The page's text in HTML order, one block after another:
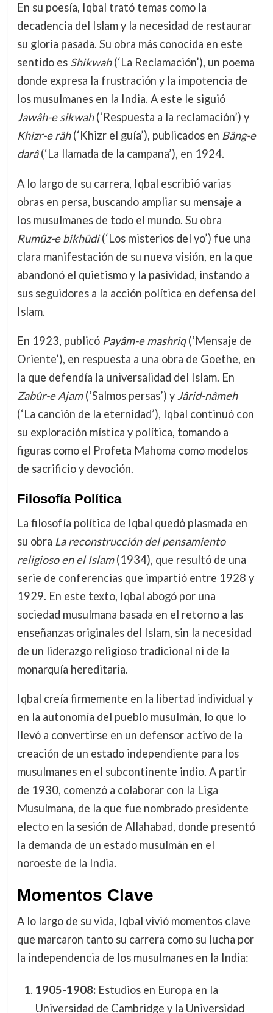
En su poesía, Iqbal trató temas como la
decadencia del Islam y la necesidad de restaurar
su gloria pasada. Su obra más conocida en este
sentido es Shikwah(‘La Reclamación’), un poema
donde expresa la frustración y la impotencia de
los musulmanes en la India. A este le siguió
Jawâh-e sikwah(‘Respuesta a la reclamación’) y
Khizr-e râh(‘Khizr el guía’), publicados en Bâng-e
darâ(‘La llamada de la campana’), en 1924.
A lo largo de su carrera, Iqbal escribió varias
obras en persa, buscando ampliar su mensaje a
los musulmanes de todo el mundo. Su obra
Rumûz-e bikhûdi(‘Los misterios del yo’) fue una
clara manifestación de su nueva visión, en la que
abandonó el quietismo y la pasividad, instando a
sus seguidores a la acción política en defensa del
Islam.
En 1923, publicó Payâm-e mashriq(‘Mensaje de
Oriente’), en respuesta a una obra de Goethe, en
la que defendía la universalidad del Islam. En
Zabûr-e Ajam(‘Salmos persas’) y Jârid-nâmeh
(‘La canción de la eternidad’), Iqbal continuó con
su exploración mística y política, tomando a
figuras como el Profeta Mahoma como modelos
de sacrificio y devoción.
Filosofía Política
La filosofía política de Iqbal quedó plasmada en
su obra La reconstrucción del pensamiento
religioso en el Islam(1934), que resultó de una
serie de conferencias que impartió entre 1928 y
1929. En este texto, Iqbal abogó por una
sociedad musulmana basada en el retorno a las
enseñanzas originales del Islam, sin la necesidad
de un liderazgo religioso tradicional ni de la
monarquía hereditaria.
Iqbal creía firmemente en la libertad individual y
en la autonomía del pueblo musulmán, lo que lo
llevó a convertirse en un defensor activo de la
creación de un estado independiente para los
musulmanes en el subcontinente indio. A partir
de 1930, comenzó a colaborar con la Liga
Musulmana, de la que fue nombrado presidente
electo en la sesión de Allahabad, donde presentó
la demanda de un estado musulmán en el
noroeste de la India.
Momentos Clave
A lo largo de su vida, Iqbal vivió momentos clave
que marcaron tanto su carrera como su lucha por
la independencia de los musulmanes en la India:
1905-1908:Estudios en Europa en la
Universidad de Cambridge y la Universidad